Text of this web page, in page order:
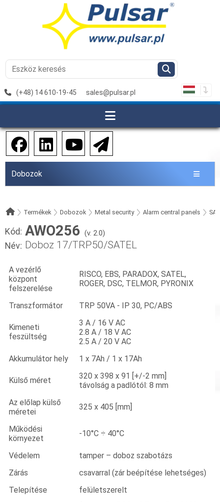
(+48) 14 610-19-45 sales@pulsar.pl
Dobozok
Termékek Dobozok Metal security Alarm central panels
Kód: AWO256 (v. 2.0)
Név: Doboz 17/TRP50/SATEL
A vezérlő
központ
felszerelése
RISCO, EBS, PARADOX, SATEL,
ROGER, DSC, TELMOR, PYRONIX
Transzformátor TRP 50VA - IP 30, PC/ABS
Kimeneti
feszültség
3 A / 16 V AC
2.8 A / 18 V AC
2.5 A / 20 V AC
Akkumulátor hely
1 x 7Ah / 1 x 17Ah
Külső méret
320 x 398 x 91 [+/-2 mm]
távolság a padlótól: 8 mm
Az előlap külső
méretei
325 x 405 [mm]
Működési
környezet
-10°C ÷ 40°C
Védelem
tamper – doboz szabotázs
Zárás
csavarral (zár beépítése lehetséges)
Telepítése
felületszerelt